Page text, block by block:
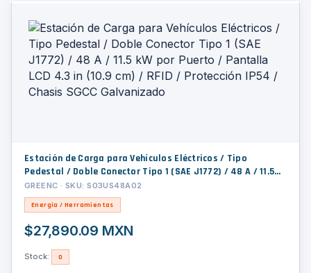
Estación de Carga para Vehículos Eléctricos / Tipo
Pedestal / Doble Conector Tipo 1 (SAE J1772) / 48 A / 11.5
kW por Puerto / Pantalla LCD 4.3 in (10.9 cm) / RFID /
Protección IP54 / Chasis SGCC Galvanizado
GREENC · SKU: S03US48A02
Energía / Herramientas
$27,890.09 MXN
Stock: 0